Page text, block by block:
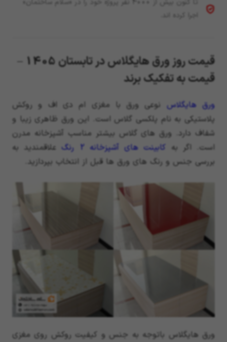
تا کنون بیش از 4000 نفر پروژه خود را در «سلام ساختمان»
قیمت به تفکیک برند
ورق هایگلاس نوعی ورق با مغزی ام دی اف و روکش
پلاستیکی به نام پلکسی گلاس است. این ورق ظاهری زیبا و
شفاف دارد. ورق های گلاس بیشتر مناسب آشپزخانه مدرن
است. اگر به کابینت های آشپزخانه 2 رنگ
علاقمندید به
بررسی جنس و رنگ های ورق ها قبل از انتخاب بپردازید.
ورق هایگلاس باتوجه به جنس و کیفیت روکش روی مغزی